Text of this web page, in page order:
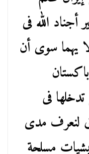
أجناد الله فى
يهما سوى أن
فى
لنعرف مدى
مسلحة